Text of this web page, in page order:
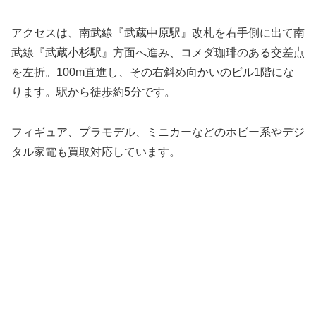
アクセスは、南武線『武蔵中原駅』改札を右手側に出て南
武線『武蔵小杉駅』方面へ進み、コメダ珈琲のある交差点
を左折。100m直進し、その右斜め向かいのビル1階にな
ります。駅から徒歩約5分です。
フィギュア、プラモデル、ミニカーなどのホビー系やデジ
タル家電も買取対応しています。